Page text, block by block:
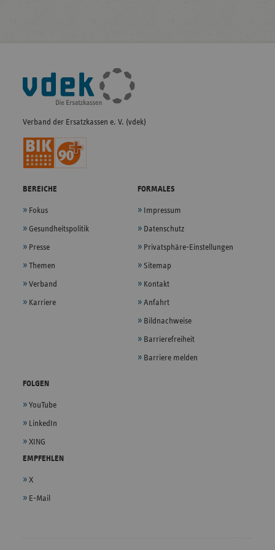
Fußleisten-
Navigation
Verband der Ersatzkassen e. V. (vdek)
BEREICHE
Fokus
Gesundheitspolitik
Presse
Themen
Verband
Karriere
FORMALES
Impressum
Datenschutz
Privatsphäre-Einstellungen
Sitemap
Kontakt
Anfahrt
Bildnachweise
Barrierefreiheit
Barriere melden
FOLGEN
YouTube
LinkedIn
XING
EMPFEHLEN
X
E-Mail